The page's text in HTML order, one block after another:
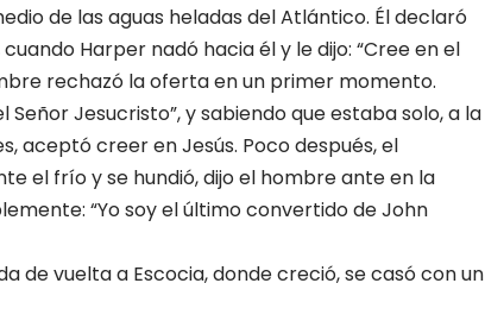
de las aguas heladas del Atlántico. Él declaró
Harper nadó hacia él y le dijo: “Cree en el
rechazó la oferta en un primer momento.
Jesucristo”, y sabiendo que estaba solo, a la
aceptó creer en Jesús. Poco después, el
el frío y se hundió, dijo el hombre ante en la
“Yo soy el último convertido de John
de vuelta a Escocia, donde creció, se casó con un